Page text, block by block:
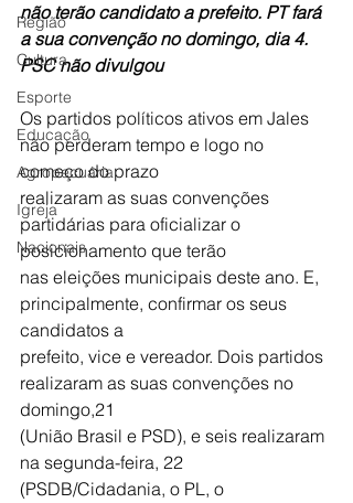
Região
Cultura
Esporte
Educação
Agropecuária
Igreja
Nacionais
não terão candidato a prefeito. PT fará
a sua convenção no domingo, dia 4.
PSC não divulgou
Os partidos políticos ativos em Jales
não perderam tempo e logo no
começo do prazo
realizaram as suas convenções
partidárias para oficializar o
posicionamento que terão
nas eleições municipais deste ano. E,
principalmente, confirmar os seus
candidatos a
prefeito, vice e vereador. Dois partidos
realizaram as suas convenções no
domingo,21
(União Brasil e PSD), e seis realizaram
na segunda-feira, 22
(PSDB/Cidadania, o PL, o